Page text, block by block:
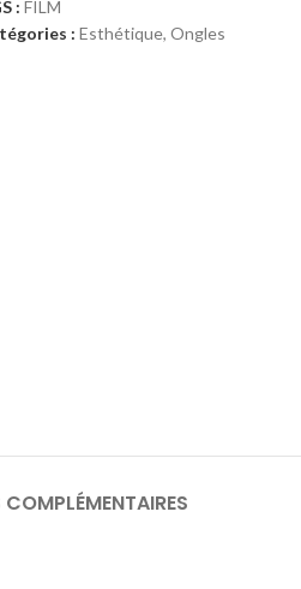
: FILM
: Esthétique, Ongles